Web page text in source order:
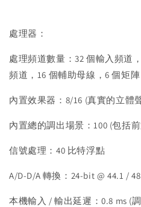
處理器：
處理頻道數量：32 個輸入頻道
頻道，16 個輔助母線，6 個矩陣
內置效果器：8/16 (真實的立體
內置總的調出場景：100 (包括
信號處理：40 比特浮點
A/D-D/A 轉換：24-bit @ 44.1 /
本機輸入 / 輸出延遲：0.8 ms (